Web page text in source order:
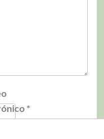
*